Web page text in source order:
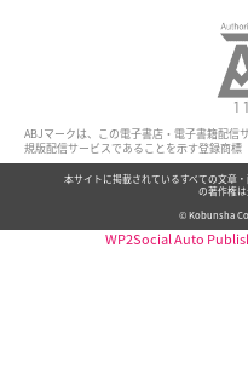
ABJマークは、この電子書店・電子書籍配信
規版配信サービスであることを示す登録商標
本サイトに掲載されているすべての文章
の著作権は
© Kobunsha
WP2Social Auto